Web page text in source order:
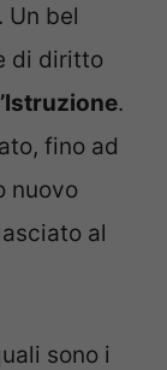
Un bel
di diritto
.
fino ad
nuovo
al
sono i